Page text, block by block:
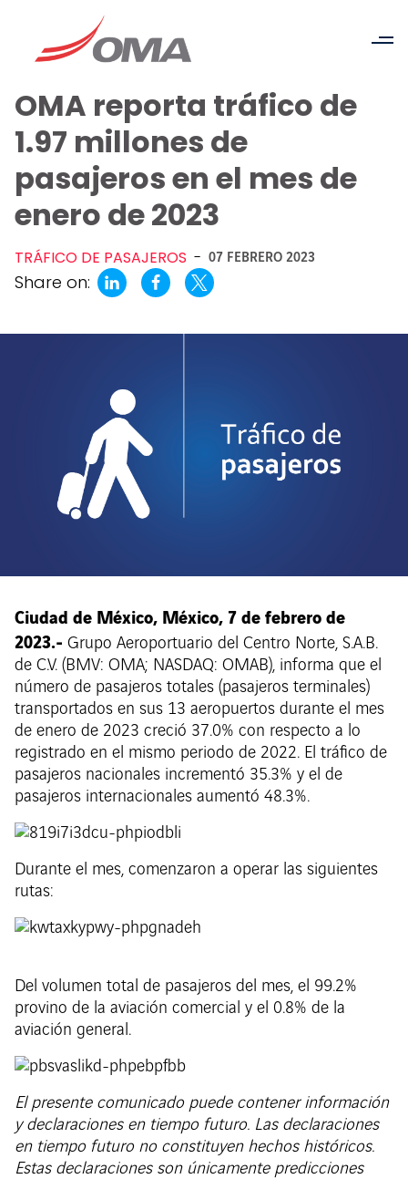
OMA reporta tráfico de
1.97 millones de
pasajeros en el mes de
enero de 2023
TRÁFICO DE PASAJEROS - 07 FEBRERO 2023
Share on:
Ciudad de México, México, 7 de febrero de
2023.- Grupo Aeroportuario del Centro Norte, S.A.B.
de C.V. (BMV: OMA; NASDAQ: OMAB), informa que el
número de pasajeros totales (pasajeros terminales)
transportados en sus 13 aeropuertos durante el mes
de enero de 2023 creció 37.0% con respecto a lo
registrado en el mismo periodo de 2022. El tráfico de
pasajeros nacionales incrementó 35.3% y el de
pasajeros internacionales aumentó 48.3%.
Durante el mes, comenzaron a operar las siguientes
rutas:
Del volumen total de pasajeros del mes, el 99.2%
provino de la aviación comercial y el 0.8% de la
aviación general.
El presente comunicado puede contener información
y declaraciones en tiempo futuro. Las declaraciones
en tiempo futuro no constituyen hechos históricos.
Estas declaraciones son únicamente predicciones